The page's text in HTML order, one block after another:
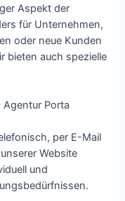
Aspekt der
für Unternehmen,
oder neue Kunden
bieten auch spezielle
Agentur Porta
per E-Mail
Website
und